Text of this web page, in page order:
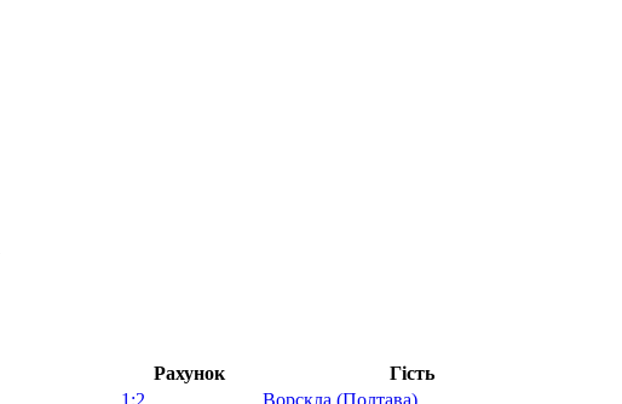
Рахунок
Гість